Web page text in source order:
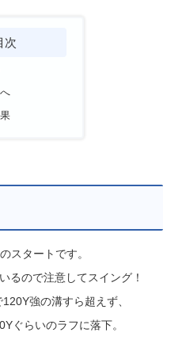
次
スタートです。
るので注意してスイング！
強の溝すら超えず、
ぐらいのラフに落下。